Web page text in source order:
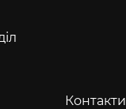
Контакти